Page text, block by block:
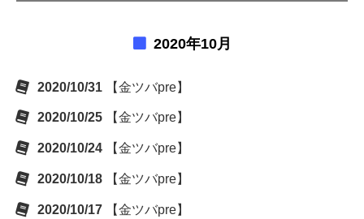
2020年10月
2020/10/31 【金ツバpre】
2020/10/25 【金ツバpre】
2020/10/24 【金ツバpre】
2020/10/18 【金ツバpre】
2020/10/17 【金ツバpre】